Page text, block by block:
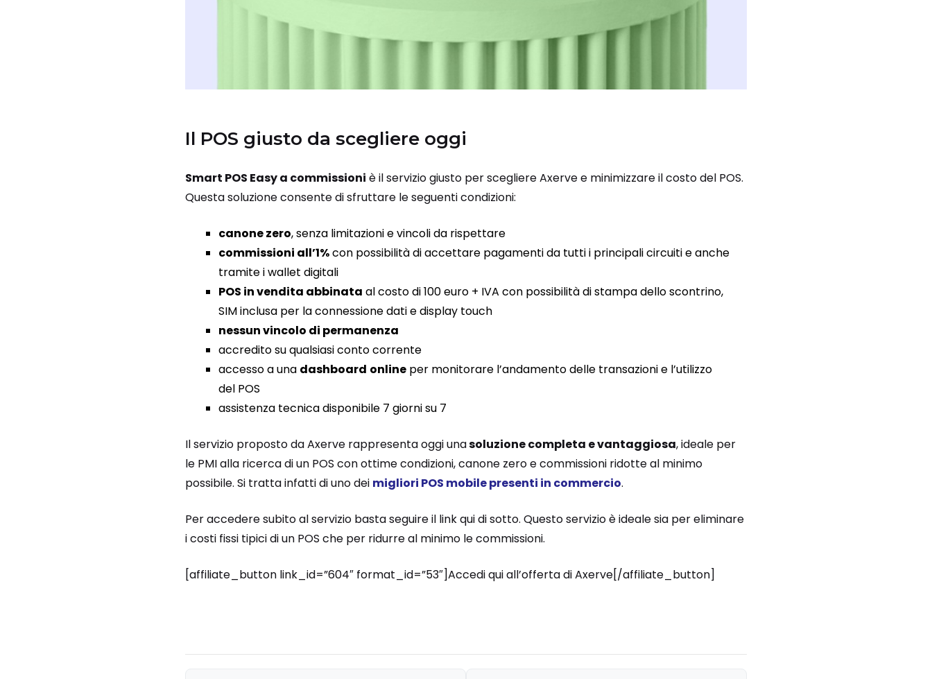
Il POS giusto da scegliere oggi
Smart POS Easy a commissioni è il servizio giusto per scegliere Axerve e minimizzare il costo del POS.
Questa soluzione consente di sfruttare le seguenti condizioni:
canone zero, senza limitazioni e vincoli da rispettare
commissioni all’1%con possibilità di accettare pagamenti da tutti i principali circuiti e anche
tramite i wallet digitali
POS in vendita abbinata al costo di 100 euro + IVA con possibilità di stampa dello scontrino,
SIM inclusa per la connessione dati e display touch
nessun vincolo di permanenza
accredito su qualsiasi conto corrente
accesso a una dashboard onlineper monitorare l’andamento delle transazioni e l’utilizzo
del POS
assistenza tecnica disponibile 7 giorni su 7
Il servizio proposto da Axerve rappresenta oggi unasoluzione completa e vantaggiosa, ideale per
le PMI alla ricerca di un POS con ottime condizioni, canone zero e commissioni ridotte al minimo
possibile. Si tratta infatti di uno dei migliori POS mobile presenti in commercio.
Per accedere subito al servizio basta seguire il link qui di sotto. Questo servizio è ideale sia per eliminare
i costi fissi tipici di un POS che per ridurre al minimo le commissioni.
[affiliate_button link_id=”604″ format_id=”53″]Accedi qui all’offerta di Axerve[/affiliate_button]